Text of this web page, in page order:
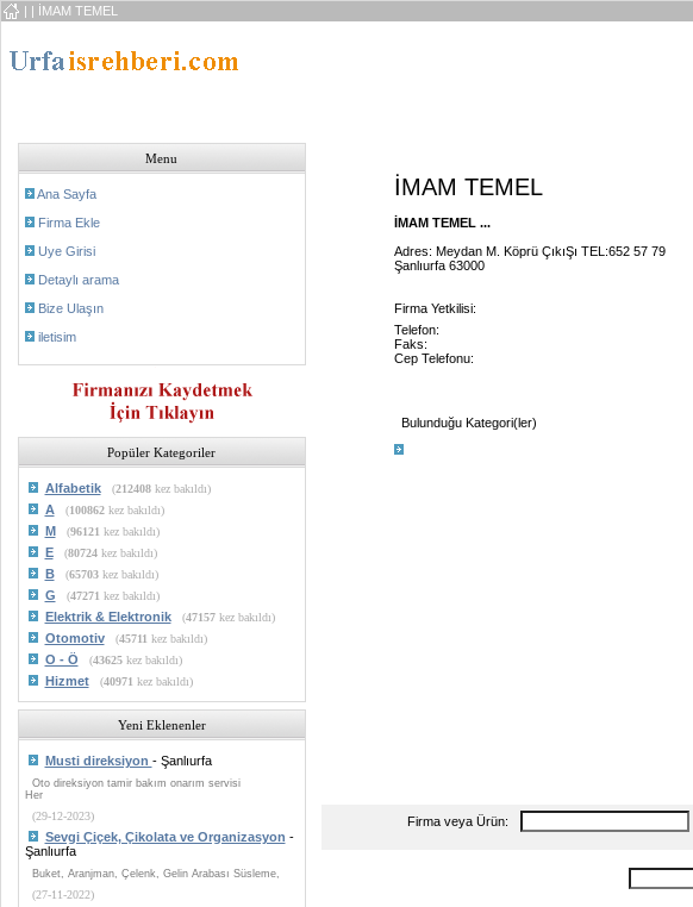
| | İMAM TEMEL
Menu
Ana Sayfa
Firma Ekle
Uye Girisi
Detaylı arama
Bize Ulaşın
iletisim
Popüler Kategoriler
Alfabetik (212408kez bakıldı)
A (100862kez bakıldı)
M (96121 kez bakıldı)
E (80724kez bakıldı)
B (65703kez bakıldı)
G (47271 kez bakıldı)
Elektrik & Elektronik (47157kez bakıldı)
Otomotiv (45711 kez bakıldı)
O - Ö (43625kez bakıldı)
Hizmet (40971 kez bakıldı)
Yeni Eklenenler
Musti direksiyon - Şanlıurfa
Oto direksiyon tamir bakım onarım servisi
Her
(29-12-2023)
Sevgi Çiçek, Çikolata ve Organizasyon -
Şanlıurfa
Buket, Aranjman, Çelenk, Gelin Arabası Süsleme,
(27-11-2022)
İMAM TEMEL
İMAM TEMEL ...
Adres: Meydan M. Köprü ÇıkıŞı TEL:652 57 79
Şanlıurfa 63000
Firma Yetkilisi:
Telefon:
Faks:
Cep Telefonu:
Bulunduğu Kategori(ler)
Firma veya Ürün: